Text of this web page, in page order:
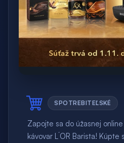
SPOTREBITEĽSKÉ
Zapojte sa do úžasnej
kávovar L´OR Barista! Kúpte